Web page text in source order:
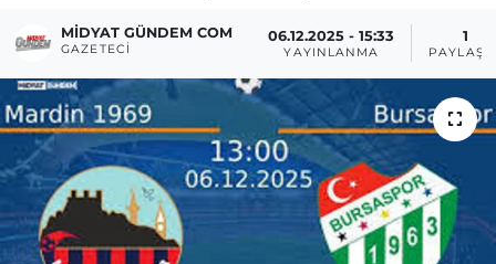
MIDYAT GÜNDEM COM
GAZETECI
06.12.2025 - 15:33
YAYINLANMA
1